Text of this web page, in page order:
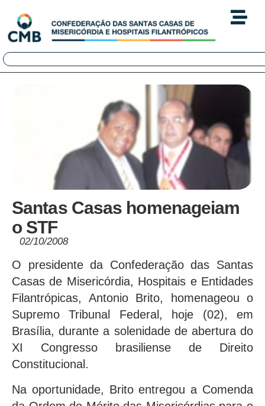
Santas Casas homenageiam
o STF
02/10/2008
O presidente da Confederação das Santas
Casas de Misericórdia, Hospitais e Entidades
Filantrópicas, Antonio Brito, homenageou o
Supremo Tribunal Federal, hoje (02), em
Brasília, durante a solenidade de abertura do
XI Congresso brasiliense de Direito
Constitucional.
Na oportunidade, Brito entregou a Comenda